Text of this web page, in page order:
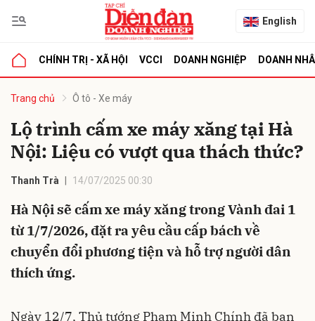
English
CHÍNH TRỊ - XÃ HỘI VCCI DOANH NGHIỆP DOANH
Trang chủ Ô tô - Xe máy
Lộ trình cấm xe máy xăng tại Hà
Nội: Liệu có vượt qua thách thức?
Thanh Trà 14/07/2025 00:30
Hà Nội sẽ cấm xe máy xăng trong Vành đai 1
từ 1/7/2026, đặt ra yêu cầu cấp bách về
chuyển đổi phương tiện và hỗ trợ người dân
thích ứng.
Ngày 12/7, Thủ tướng Phạm Minh Chính đã ban
luận
Hủy